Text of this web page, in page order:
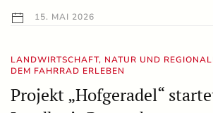
15. MAI 2026
LANDWIRTSCHAFT, NATUR UND
DEM FAHRRAD ERLEBEN
Projekt „Hofgeradel“